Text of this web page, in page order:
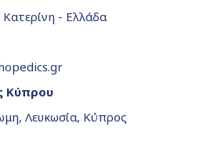
- Ελλάδα
Κύπρου
Λευκωσία, Κύπρος